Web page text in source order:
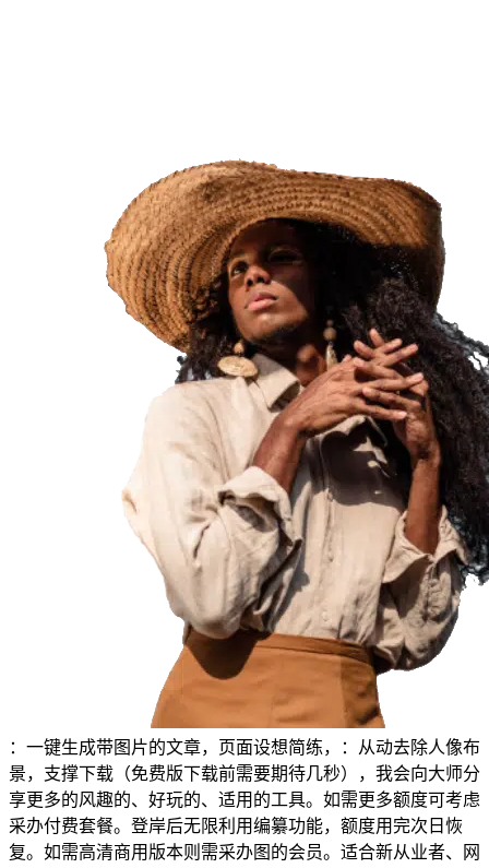
：一键生成带图片的文章，页面设想简练，：从动去除人像布
景，支撑下载（免费版下载前需要期待几秒），我会向大师分
享更多的风趣的、好玩的、适用的工具。如需更多额度可考虑
采办付费套餐。登岸后无限利用编纂功能，额度用完次日恢
复。如需高清商用版本则需采办图的会员。适合新从业者、网